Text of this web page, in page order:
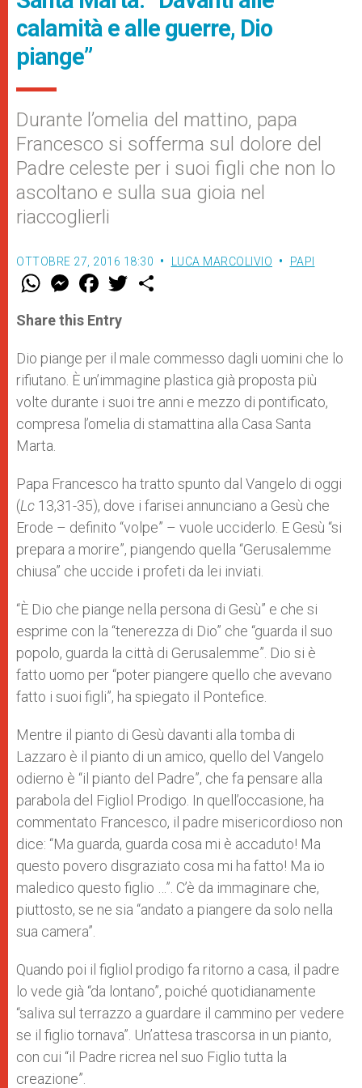
calamità e alle guerre, Dio
piange”
Durante l’omelia del mattino, papa
Francesco si sofferma sul dolore del
Padre celeste per i suoi figli che non lo
ascoltano e sulla sua gioia nel
riaccoglierli
OTTOBRE 27, 2016 18:30 LUCA MARCOLIVIO PAPI
W
t
s
p
p
M
e
s
e
g
e
r
F
a
e
b
o
k
w
r
Share this Entry
Dio piange per il male commesso dagli uomini che lo
rifiutano. È un’immagine plastica già proposta più
volte durante i suoi tre anni e mezzo di pontificato,
compresa l’omelia di stamattina alla Casa Santa
Marta.
Papa Francesco ha tratto spunto dal Vangelo di oggi
(Lc 13,31-35), dove i farisei annunciano a Gesù che
Erode – definito “volpe” – vuole ucciderlo. E Gesù “si
prepara a morire”, piangendo quella “Gerusalemme
chiusa” che uccide i profeti da lei inviati.
“È Dio che piange nella persona di Gesù” e che si
esprime con la “tenerezza di Dio” che “guarda il suo
popolo, guarda la città di Gerusalemme”. Dio si è
fatto uomo per “poter piangere quello che avevano
fatto i suoi figli”, ha spiegato il Pontefice.
Mentre il pianto di Gesù davanti alla tomba di
Lazzaro è il pianto di un amico, quello del Vangelo
odierno è “il pianto del Padre”, che fa pensare alla
parabola del Figliol Prodigo. In quell’occasione, ha
commentato Francesco, il padre misericordioso non
dice: “Ma guarda, guarda cosa mi è accaduto! Ma
questo povero disgraziato cosa mi ha fatto! Ma io
maledico questo figlio …”. C’è da immaginare che,
piuttosto, se ne sia “andato a piangere da solo nella
sua camera”.
Quando poi il figliol prodigo fa ritorno a casa, il padre
lo vede già “da lontano”, poiché quotidianamente
“saliva sul terrazzo a guardare il cammino per vedere
se il figlio tornava”. Un’attesa trascorsa in un pianto,
con cui “il Padre ricrea nel suo Figlio tutta la
creazione”.